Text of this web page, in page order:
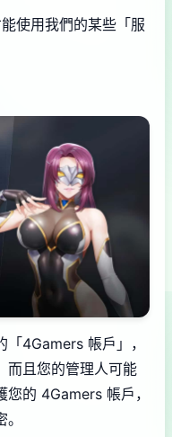
使用我們的某些「服
4Gamers 帳戶」，
而且您的管理人可能
的 4Gamers 帳戶，